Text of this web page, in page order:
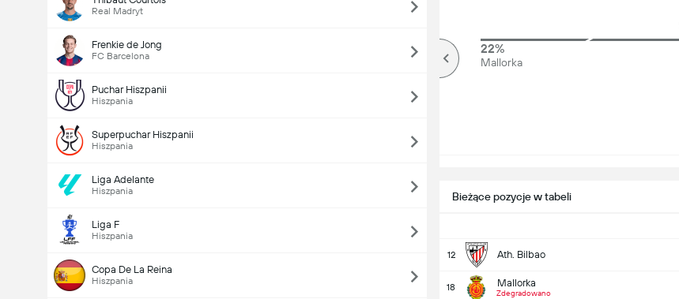
Real Madryt
Frenkie de Jong
FC Barcelona
Puchar Hiszpanii
Hiszpania
Superpuchar Hiszpanii
Hiszpania
Liga Adelante
Hiszpania
Liga F
Hiszpania
Copa De La Reina
Hiszpania
Bieżące pozycje w tabeli
12 Ath. Bilbao
18 Mallorka
Zdegradowano
22%
Mallorka